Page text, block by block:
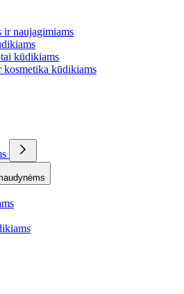
ir naujagimiams
kūdikiams
kosmetika kūdikiams